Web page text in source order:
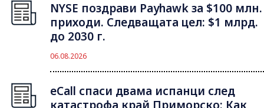
NYSE поздрави Payhawk за $100 млн.
приходи. Следващата цел: $1 млрд.
до 2030 г.
06.08.2026
eCall спаси двама испанци след